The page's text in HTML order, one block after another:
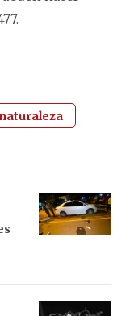
naturaleza